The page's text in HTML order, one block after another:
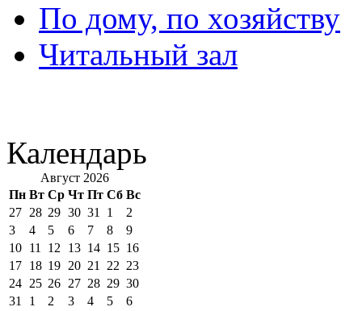
По дому, по хозяйству
Читальный зал
Календарь
Август 2026
Пн Вт Ср Чт Пт Сб Вс
27 28 29 30 31 1
2
3
4 5 6 7 8
9
10 11 12 13 14 15 16
17 18 19 20 21 22 23
24 25 26 27 28 29 30
31
1 2 3 4 5 6